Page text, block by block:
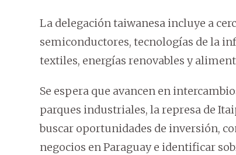
La delegación taiwanesa incluye a
semiconductores, tecnologías de la
textiles, energías renovables y
Se espera que avancen en
parques industriales, la represa de
buscar oportunidades de inversión,
negocios en Paraguay e identificar